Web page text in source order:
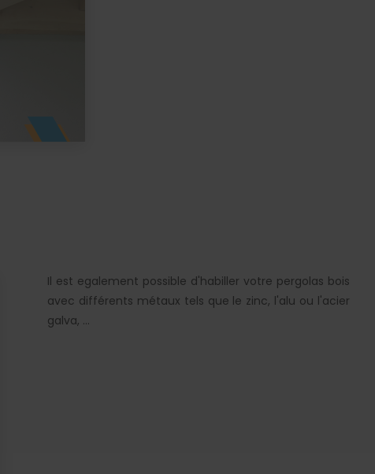
Il est egalement possible d'habiller votre pergolas bois
avec différents métaux tels que le zinc, l'alu ou l'acier
galva, ...